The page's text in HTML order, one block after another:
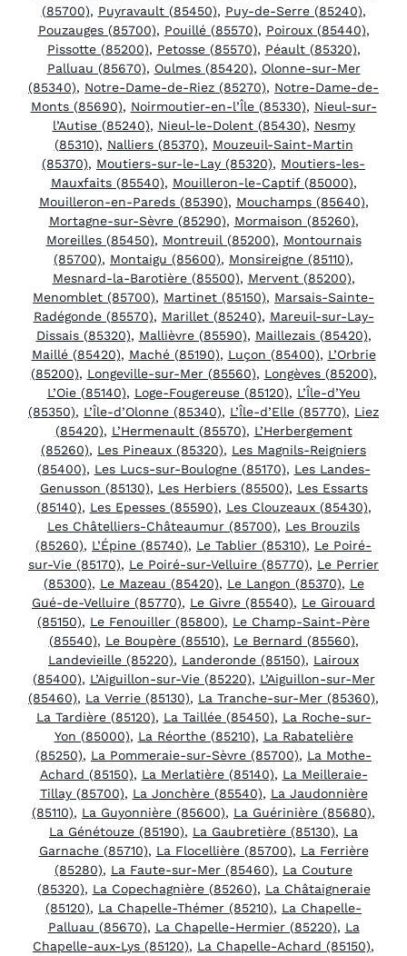
(85700), Puyravault (85450), Puy-de-Serre (85240),
Pouzauges (85700), Pouillé (85570), Poiroux (85440),
Pissotte (85200), Petosse (85570), Péault (85320),
Palluau (85670), Oulmes (85420), Olonne-sur-Mer
(85340), Notre-Dame-de-Riez (85270), Notre-Dame-de-
Monts (85690), Noirmoutier-en-l’Île (85330), Nieul-sur-
l’Autise (85240), Nieul-le-Dolent (85430), Nesmy
(85310), Nalliers (85370), Mouzeuil-Saint-Martin
(85370), Moutiers-sur-le-Lay (85320), Moutiers-les-
Mauxfaits (85540), Mouilleron-le-Captif (85000),
Mouilleron-en-Pareds (85390), Mouchamps (85640),
Mortagne-sur-Sèvre (85290), Mormaison (85260),
Moreilles (85450), Montreuil (85200), Montournais
(85700), Montaigu (85600), Monsireigne (85110),
Mesnard-la-Barotière (85500), Mervent (85200),
Menomblet (85700), Martinet (85150), Marsais-Sainte-
Radégonde (85570), Marillet (85240), Mareuil-sur-Lay-
Dissais (85320), Mallièvre (85590), Maillezais (85420),
Maillé (85420), Maché (85190), Luçon (85400), L’Orbrie
(85200), Longeville-sur-Mer (85560), Longèves (85200),
L’Oie (85140), Loge-Fougereuse (85120), L’Île-d’Yeu
(85350), L’Île-d’Olonne (85340), L’Île-d’Elle (85770), Liez
(85420), L’Hermenault (85570), L’Herbergement
(85260), Les Pineaux (85320), Les Magnils-Reigniers
(85400), Les Lucs-sur-Boulogne (85170), Les Landes-
Genusson (85130), Les Herbiers (85500), Les Essarts
(85140), Les Epesses (85590), Les Clouzeaux (85430),
Les Châtelliers-Châteaumur (85700), Les Brouzils
(85260), L’Épine (85740), Le Tablier (85310), Le Poiré-
sur-Vie (85170), Le Poiré-sur-Velluire (85770), Le Perrier
(85300), Le Mazeau (85420), Le Langon (85370), Le
Gué-de-Velluire (85770), Le Givre (85540), Le Girouard
(85150), Le Fenouiller (85800), Le Champ-Saint-Père
(85540), Le Boupère (85510), Le Bernard (85560),
Landevieille (85220), Landeronde (85150), Lairoux
(85400), L’Aiguillon-sur-Vie (85220), L’Aiguillon-sur-Mer
(85460), La Verrie (85130), La Tranche-sur-Mer (85360),
La Tardière (85120), La Taillée (85450), La Roche-sur-
Yon (85000), La Réorthe (85210), La Rabatelière
(85250), La Pommeraie-sur-Sèvre (85700), La Mothe-
Achard (85150), La Merlatière (85140), La Meilleraie-
Tillay (85700), La Jonchère (85540), La Jaudonnière
(85110), La Guyonnière (85600), La Guérinière (85680),
La Génétouze (85190), La Gaubretière (85130), La
Garnache (85710), La Flocellière (85700), La Ferrière
(85280), La Faute-sur-Mer (85460), La Couture
(85320), La Copechagnière (85260), La Châtaigneraie
(85120), La Chapelle-Thémer (85210), La Chapelle-
Palluau (85670), La Chapelle-Hermier (85220), La
Chapelle-aux-Lys (85120), La Chapelle-Achard (85150),